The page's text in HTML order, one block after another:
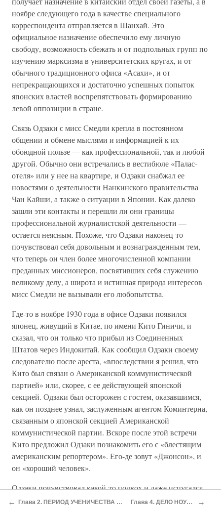
ноябре следующего года в качестве специального
корреспондента отправляется в Шанхай. Это
официальное назначение обеспечило ему личную
свободу, возможность сбежать и от подпольных групп по
изучению марксизма в университетских кругах, и от
обычного традиционного офиса «Асахи», и от
непрекращающихся и достаточно успешных попыток
японских властей воспрепятствовать формированию
левой оппозиции в стране.
Связь Одзаки с мисс Смедли крепла в постоянном
общении и обмене мыслями и информацией к их
обоюдной пользе — как профессиональной, так и любой
другой. Обычно они встречались в вестибюле «Палас-
отеля» или у нее на квартире, и Одзаки снабжал ее
новостями о деятельности Нанкинского правительства
Чан Кайши, а также о ситуации в Японии. Как далеко
зашли эти контакты и перешли ли они границы
профессиональной журналистской деятельности —
остается неясным. Похоже, что Одзаки наконец-то
почувствовал себя довольным и вознагражденным тем,
что теперь он член более многочисленной компании
преданных миссионеров, посвятивших себя служению
великому делу, а широта и истинная природа интересов
мисс Смедли не вызывали его любопытства.
Где-то в ноябре 1930 года в офисе Одзаки появился
японец, живущий в Китае, по имени Кито Гиничи, и
сказал, что он только что прибыл из Соединенных
Штатов через Индокитай. Как сообщил Одзаки своему
следователю после ареста, «впоследствии я решил, что
Кито был связан о Американской коммунистической
партией» или, скорее, с ее действующей японской
секцией. Одзаки был осторожен с гостем, оказавшимся,
как он позднее узнал, заслуженным агентом Коминтерна,
связанным о японской секцией Американской
коммунистической партии. Вскоре после этой встречи
Кито предложил Одзаки познакомить его с «блестящим
американским репортером». Его-де зовут «Джонсон», и
он «хороший человек».
Одзаки почувствовал какой-то подвох и даже испугался,
что Кито — полицейский, потому решил посоветоваться
← Глава 2. ПЕРИОД УЧЕНИЧЕСТВА В МОСКВЕ Глава 4. ДЕЛО НОУЛЕНСА →